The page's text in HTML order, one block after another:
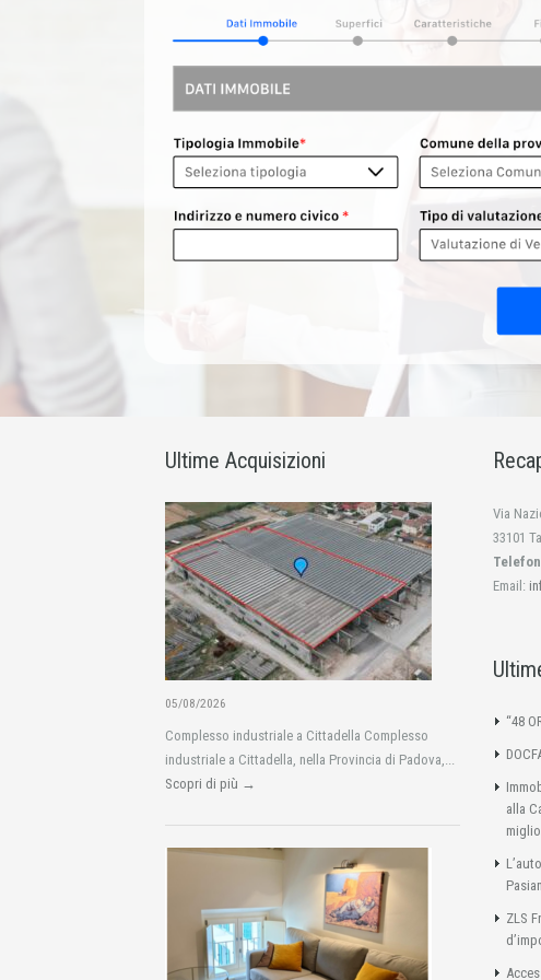
Ultime Acquisizioni
05/08/2026
Complesso industriale a Cittadella Complesso
industriale a Cittadella, nella Provincia di Padova,...
Scopri di più →
Via
33101
Email:
“48
alla
ZLS